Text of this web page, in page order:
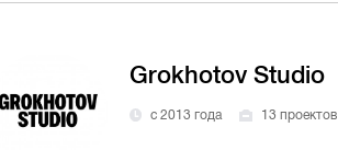
Grokhotov Studio
с 2013 года 13 проектов